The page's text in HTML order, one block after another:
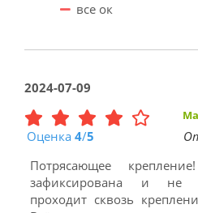
все ок
2024-07-09
Оценка 4/5
Потрясающее
зафиксирована и не
проходит сквозь